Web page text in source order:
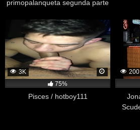
primopalanqueta segunda parte
3K
75%
Pisces / hotboy111
200